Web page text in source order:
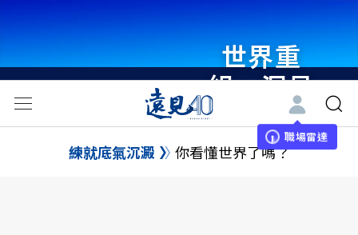
世界重
組・洞見
未來 與
世界領袖
職場雷達
練就底氣沉澱 你看懂世界了嗎？